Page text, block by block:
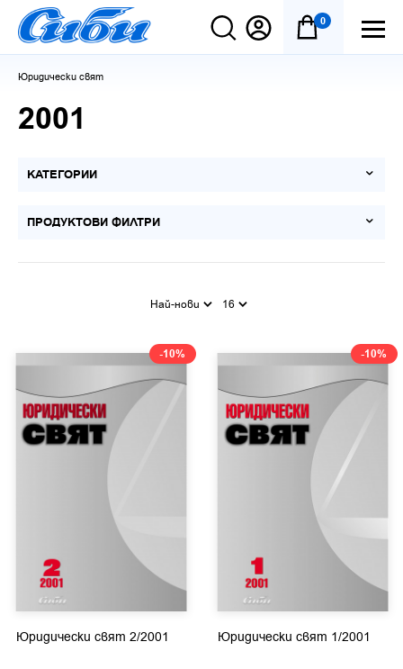
0
Юридически свят
2001
КАТЕГОРИИ
ПРОДУКТОВИ ФИЛТРИ
Най-нови 16
-10%
Юридически свят 2/2001
-10%
Юридически свят 1/2001